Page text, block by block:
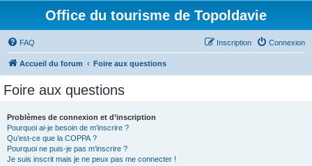
Office du tourisme de Topoldavie
FAQ Connexion
Inscription
Accueil du forum Foire aux questions
Foire aux questions
Problèmes de connexion et d’inscription
Pourquoi ai-je besoin de m’inscrire ?
Qu’est-ce que la COPPA ?
Pourquoi ne puis-je pas m’inscrire ?
Je suis inscrit mais je ne peux pas me connecter !